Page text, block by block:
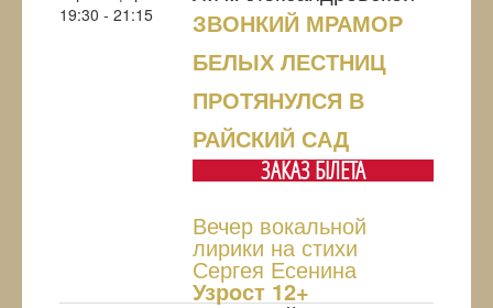
19:30 - 21:15
ЗВОНКИЙ МРАМОР
БЕЛЫХ ЛЕСТНИЦ
ПРОТЯНУЛСЯ В
РАЙСКИЙ САД
ЗАКАЗ БIЛЕТА
Вечер вокальной
лирики на стихи
Сергея Есенина
Узрoст 12+